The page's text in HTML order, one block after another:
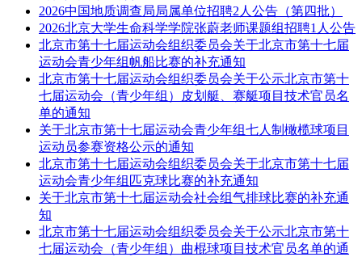
2026中国地质调查局局属单位招聘2人公告（第四批）
2026北京大学生命科学学院张蔚老师课题组招聘1人公告
北京市第十七届运动会组织委员会关于北京市第十七届
运动会青少年组帆船比赛的补充通知
北京市第十七届运动会组织委员会关于公示北京市第十
七届运动会（青少年组）皮划艇、赛艇项目技术官员名
单的通知
关于北京市第十七届运动会青少年组七人制橄榄球项目
运动员参赛资格公示的通知
北京市第十七届运动会组织委员会关于北京市第十七届
运动会青少年组匹克球比赛的补充通知
关于北京市第十七届运动会社会组气排球比赛的补充通
知
北京市第十七届运动会组织委员会关于公示北京市第十
七届运动会（青少年组）曲棍球项目技术官员名单的通